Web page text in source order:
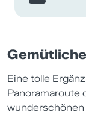
Eine tolle
Panoramaroute